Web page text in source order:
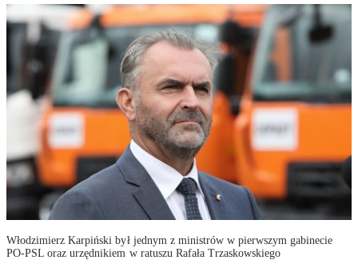
Włodzimierz Karpiński był jednym z ministrów w pierwszym gabinecie
PO-PSL oraz urzędnikiem w ratuszu Rafała Trzaskowskiego